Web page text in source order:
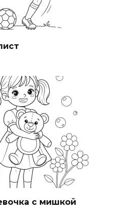
с мишкой